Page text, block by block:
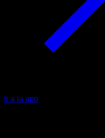
Ir a la app